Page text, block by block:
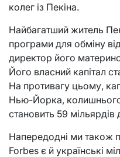
колег із Пекіна.
Найбагатший житель
програми для обміну
директор його
Його власний капітал
На противагу цьому,
Нью-Йорка,
становить 59 мільярдів
Напередодні ми також
Forbes є й українські